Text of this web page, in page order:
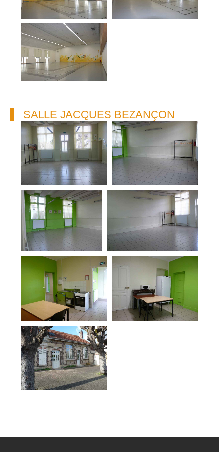
SALLE JACQUES BEZANÇON